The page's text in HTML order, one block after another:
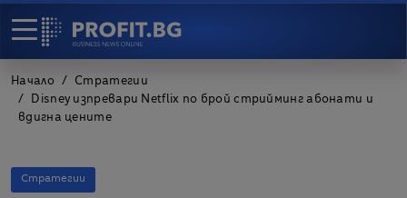
Начало
Стратегии
Disney изпревари Netflix по брой стрийминг абонати и
вдигна цените
Стратегии